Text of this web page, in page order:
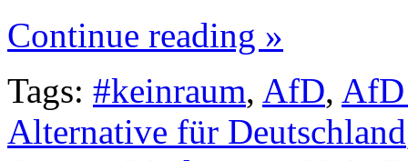
Continue reading »
Tags: #keinraum, AfD,
Alternative für Deutschland